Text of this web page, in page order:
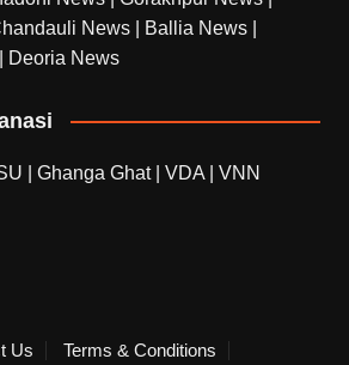
News Ballia News
Deoria News
Ghanga Ghat| VDA VNN
Us Terms & Conditions